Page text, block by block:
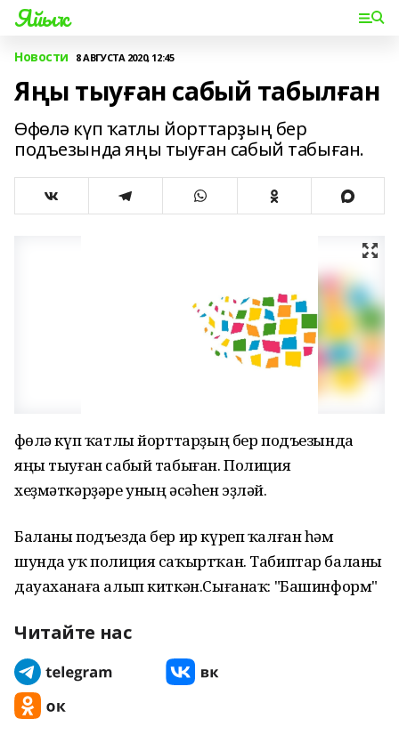
Яйыҡ
Новости 8 АВГУСТА 2020, 12:45
Яңы тыуған сабый табылған
Өфөлә күп ҡатлы йорттарҙың бер
подъезында яңы тыуған сабый табыған.
Өфөлә күп ҡатлы йорттарҙың бер подъезында
яңы тыуған сабый табыған. Полиция
хеҙмәткәрҙәре уның әсәһен эҙләй.
Баланы подъезда бер ир күреп ҡалған һәм
шунда уҡ полиция саҡыртҡан. Табиптар баланы
дауаханаға алып киткән.Сығанаҡ: "Башинформ"
Читайте нас